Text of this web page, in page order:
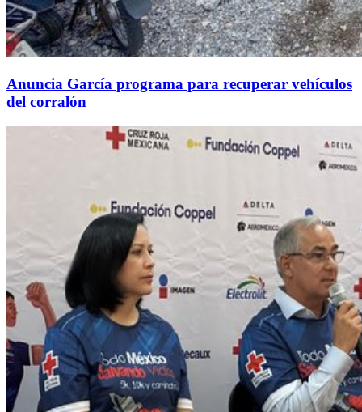
Anuncia García programa para recuperar vehículos
del corralón